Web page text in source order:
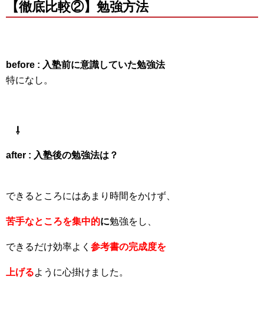
【徹底比較②】勉強方法
before : 入塾前に意識していた勉強法
特になし。
⇩
after : 入塾後の勉強法は？
できるところにはあまり時間をかけず、
苦手なところを集中的に勉強をし、
できるだけ効率よく 参考書の完成度を
上げるように心掛けました。